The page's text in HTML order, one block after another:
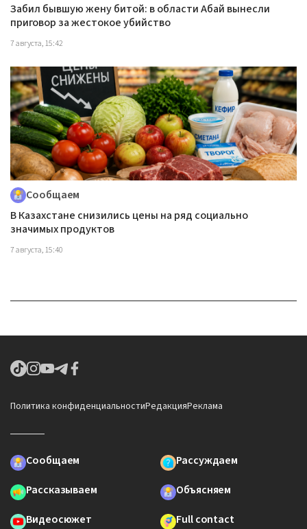
Забил бывшую жену битой: в области Абай вынесли
приговор за жестокое убийство
7 августа, 15:42
Сообщаем
В Казахстане снизились цены на ряд социально
значимых продуктов
7 августа, 15:40
Политика конфиденциальностиРедакцияРеклама
Сообщаем
Рассуждаем
Рассказываем
Объясняем
Видеосюжет
Full contact